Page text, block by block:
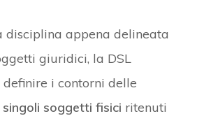
disciplina appena delineata
giuridici, la DSL
i contorni delle
soggetti fisici ritenuti